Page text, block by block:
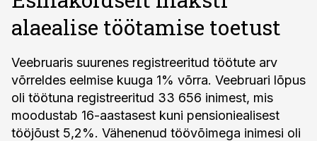
alaealise töötamise toetust
Veebruaris suurenes registreeritud töötute arv
võrreldes eelmise kuuga 1% võrra. Veebruari lõpus
oli töötuna registreeritud 33 656 inimest, mis
moodustab 16-aastasest kuni pensioniealisest
tööjõust 5,2%. Vähenenud töövõimega inimesi oli